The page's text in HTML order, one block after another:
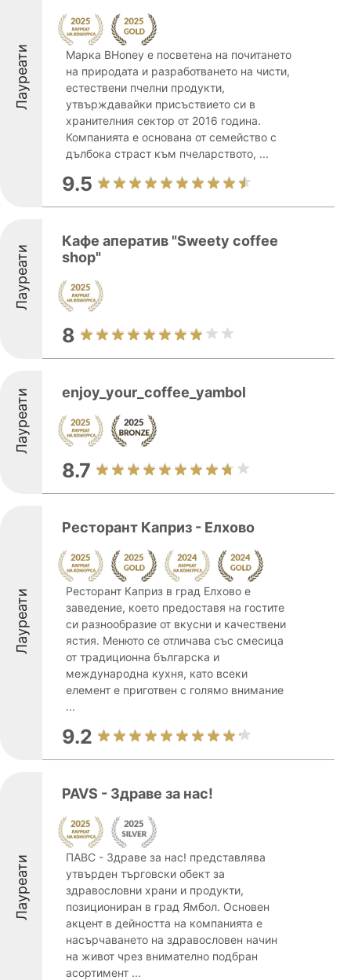
Лауреати
Марка BHoney е посветена на почитането
на природата и разработването на чисти,
естествени пчелни продукти,
утвърждавайки присъствието си в
хранителния сектор от 2016 година.
Компанията е основана от семейство с
дълбока страст към пчеларството, ...
9.5
Лауреати
Кафе аператив "Sweety coffee
shop"
8
Лауреати enjoy_your_coffee_yambol
8.7
Лауреати
Ресторант Каприз - Елхово
Ресторант Каприз в град Елхово е
заведение, което предоставя на гостите
си разнообразие от вкусни и качествени
ястия. Менюто се отличава със смесица
от традиционна българска и
международна кухня, като всеки
елемент е приготвен с голямо внимание
...
9.2
Лауреати
PAVS - Здраве за нас!
ПАВС - Здраве за нас! представлява
утвърден търговски обект за
здравословни храни и продукти,
позициониран в град Ямбол. Основен
акцент в дейността на компанията е
насърчаването на здравословен начин
на живот чрез внимателно подбран
асортимент ...